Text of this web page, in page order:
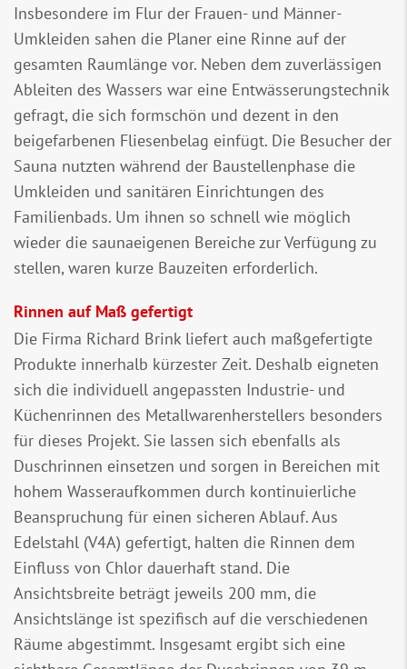
Insbesondere im Flur der Frauen- und Männer-
Umkleiden sahen die Planer eine Rinne auf der
gesamten Raumlänge vor. Neben dem zuverlässigen
Ableiten des Wassers war eine Entwässerungstechnik
gefragt, die sich formschön und dezent in den
beigefarbenen Fliesenbelag einfügt. Die Besucher der
Sauna nutzten während der Baustellenphase die
Umkleiden und sanitären Einrichtungen des
Familienbads. Um ihnen so schnell wie möglich
wieder die saunaeigenen Bereiche zur Verfügung zu
stellen, waren kurze Bauzeiten erforderlich.
Rinnen auf Maß gefertigt
Die Firma Richard Brink liefert auch maßgefertigte
Produkte innerhalb kürzester Zeit. Deshalb eigneten
sich die individuell angepassten Industrie- und
Küchenrinnen des Metallwarenherstellers besonders
für dieses Projekt. Sie lassen sich ebenfalls als
Duschrinnen einsetzen und sorgen in Bereichen mit
hohem Wasseraufkommen durch kontinuierliche
Beanspruchung für einen sicheren Ablauf. Aus
Edelstahl (V4A) gefertigt, halten die Rinnen dem
Einfluss von Chlor dauerhaft stand. Die
Ansichtsbreite beträgt jeweils 200 mm, die
Ansichtslänge ist spezifisch auf die verschiedenen
Räume abgestimmt. Insgesamt ergibt sich eine